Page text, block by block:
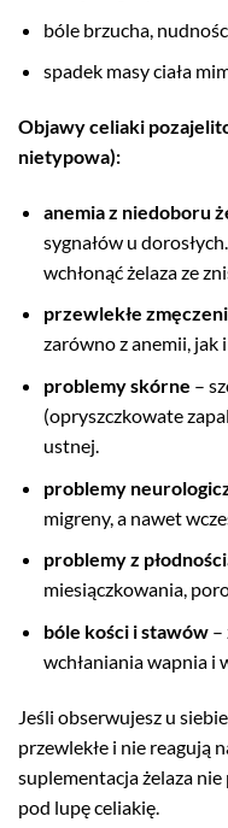
bóle brzucha,
spadek masy ciała
Objawy celiaki
nietypowa):
anemia z niedoboru
sygnałów u
wchłonąć żelaza ze
przewlekłe
zarówno z anemii, jak
problemy skórne –
(opryszczkowate
ustnej.
problemy
migreny, a nawet
problemy z
miesiączkowania,
bóle kości i stawów–
wchłaniania wapnia i
Jeśli obserwujesz u
przewlekłe i nie reagują
suplementacja żelaza
pod lupę celiakię.